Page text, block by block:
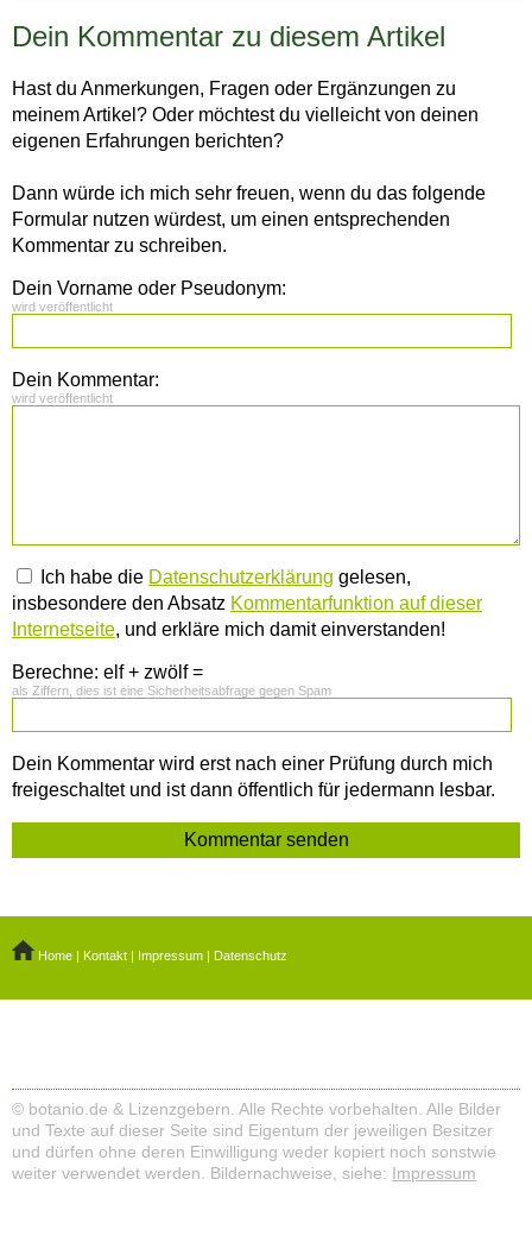
Dein Kommentar zu diesem Artikel
Hast du Anmerkungen, Fragen oder Ergänzungen zu
meinem Artikel? Oder möchtest du vielleicht von deinen
eigenen Erfahrungen berichten?
Dann würde ich mich sehr freuen, wenn du das folgende
Formular nutzen würdest, um einen entsprechenden
Kommentar zu schreiben.
Dein Vorname oder Pseudonym:
wird veröffentlicht
Dein Kommentar:
wird veröffentlicht
Ich habe die Datenschutzerklärung gelesen,
insbesondere den Absatz Kommentarfunktion auf dieser
Internetseite, und erkläre mich damit einverstanden!
Berechne: elf + zwölf =
als Ziffern, dies ist eine Sicherheitsabfrage gegen Spam
Dein Kommentar wird erst nach einer Prüfung durch mich
freigeschaltet und ist dann öffentlich für jedermann lesbar.
Home Kontakt Impressum Datenschutz
© botanio.de & Lizenzgebern. Alle Rechte vorbehalten. Alle Bilder
und Texte auf dieser Seite sind Eigentum der jeweiligen Besitzer
und dürfen ohne deren Einwilligung weder kopiert noch sonstwie
weiter verwendet werden. Bildernachweise, siehe: Impressum